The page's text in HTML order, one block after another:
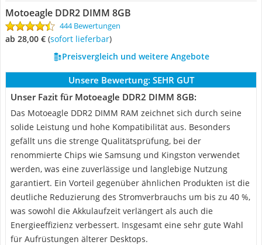
Motoeagle DDR2 DIMM 8GB
444 Bewertungen
ab 28,00 € ( Sofort lieferbar)
Preisvergleich und weitere Angebote
Unsere Bewertung: SEHR GUT
Unser Fazit für Motoeagle DDR2 DIMM 8GB:
Das Motoeagle DDR2 DIMM RAM zeichnet sich durch seine
solide Leistung und hohe Kompatibilität aus. Besonders
gefällt uns die strenge Qualitätsprüfung, bei der
renommierte Chips wie Samsung und Kingston verwendet
werden, was eine zuverlässige und langlebige Nutzung
garantiert. Ein Vorteil gegenüber ähnlichen Produkten ist die
deutliche Reduzierung des Stromverbrauchs um bis zu 40 %,
was sowohl die Akkulaufzeit verlängert als auch die
Energieeffizienz verbessert. Insgesamt eine sehr gute Wahl
für Aufrüstungen älterer Desktops.